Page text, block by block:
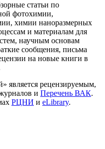
статьи по
фотохимии,
химии наноразмерных
и материалам для
научным основам
сообщения, письма
на новые книги в
является рецензируемым,
и Перечень ВАК.
РЦНИ и eLibrary.